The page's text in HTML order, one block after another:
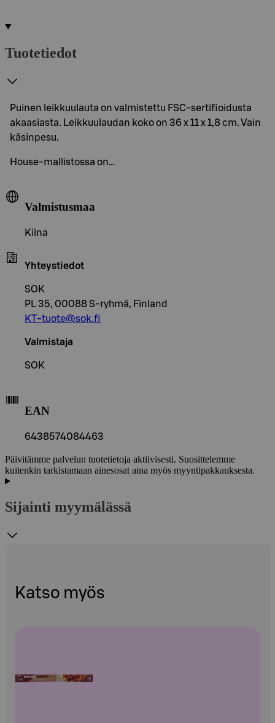
Tuotetiedot
Puinen leikkuulauta on valmistettu FSC-sertifioidusta
akaasiasta. Leikkuulaudan koko on 36 x 11 x 1,8 cm. Vain
käsinpesu.
House-mallistossa on…
Valmistusmaa
Kiina
Yhteystiedot
SOK
PL 35, 00088 S-ryhmä, Finland
KT-tuote@sok.fi
Valmistaja
SOK
EAN
6438574084463
Päivitämme palvelun tuotetietoja aktiivisesti. Suosittelemme
kuitenkin tarkistamaan ainesosat aina myös myyntipakkauksesta.
Sijainti myymälässä
Katso myös